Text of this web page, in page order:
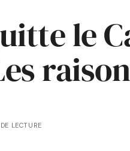
le
LECTURE